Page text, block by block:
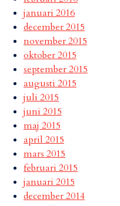
januari 2016
december 2015
november 2015
oktober 2015
september 2015
augusti 2015
juli 2015
juni 2015
maj 2015
april 2015
mars 2015
februari 2015
januari 2015
december 2014